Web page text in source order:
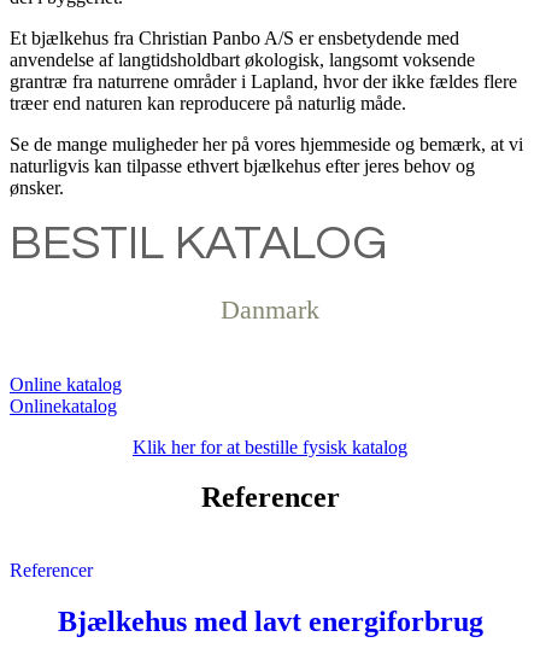
Et bjælkehus fra Christian Panbo A/S er ensbetydende med
anvendelse af langtidsholdbart økologisk, langsomt voksende
grantræ fra naturrene områder i Lapland, hvor der ikke fældes flere
træer end naturen kan reproducere på naturlig måde.
Se de mange muligheder her på vores hjemmeside og bemærk, at vi
naturligvis kan tilpasse ethvert bjælkehus efter jeres behov og
ønsker.
BESTIL KATALOG
Danmark
Online katalog
Klik her for at bestille fysisk katalog
Referencer
Referencer
Bjælkehus med lavt energiforbrug